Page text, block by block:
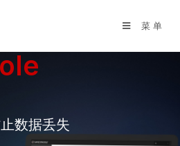
菜单
数据丢失